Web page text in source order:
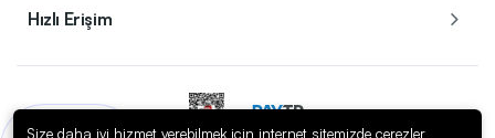
Hızlı Erişim
Size daha iyi hizmet verebilmek için internet sitemizde çerezler